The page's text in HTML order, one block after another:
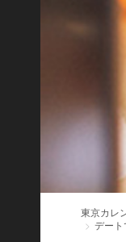
東京カレ
デー